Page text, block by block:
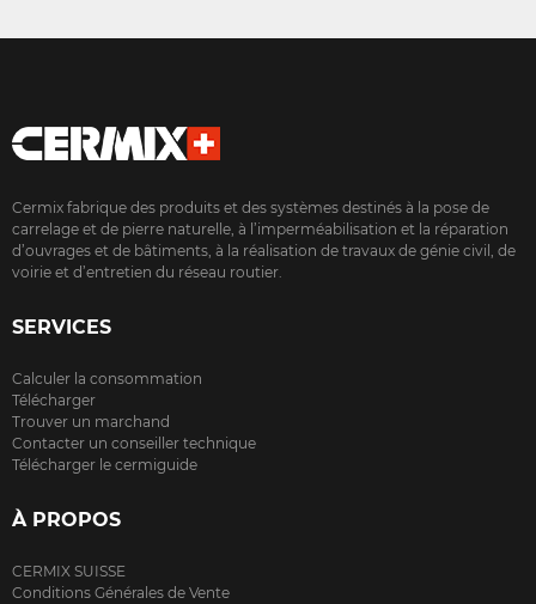
Cermix fabrique des produits et des systèmes destinés à la pose de
carrelage et de pierre naturelle, à l’imperméabilisation et la réparation
d’ouvrages et de bâtiments, à la réalisation de travaux de génie civil, de
voirie et d’entretien du réseau routier.
SERVICES
Calculer la consommation
Télécharger
Trouver un marchand
Contacter un conseiller technique
Télécharger le cermiguide
À PROPOS
CERMIX SUISSE
Conditions Générales de Vente